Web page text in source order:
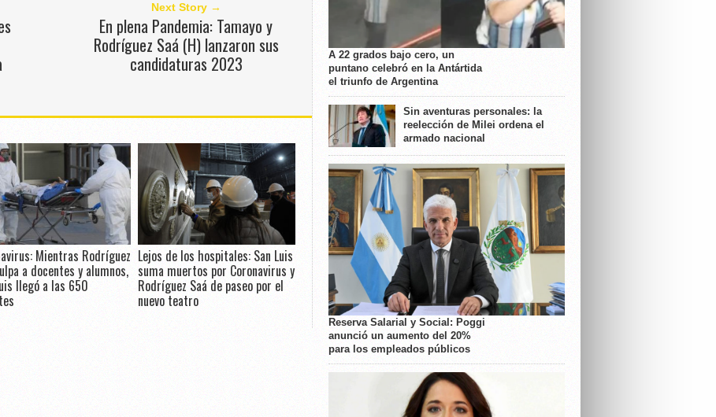
Next Story →
En plena Pandemia: Tamayo y
Rodríguez Saá (H) lanzaron sus
candidaturas 2023
Mientras Rodríguez
a docentes y alumnos,
llegó a las 650
Lejos de los hospitales: San Luis
suma muertos por Coronavirus y
Rodríguez Saá de paseo por el
nuevo teatro
A 22 grados bajo cero, un
puntano celebró en la Antártida
el triunfo de Argentina
Sin aventuras personales: la
reelección de Milei ordena el
armado nacional
Reserva Salarial y Social: Poggi
anunció un aumento del 20%
para los empleados públicos